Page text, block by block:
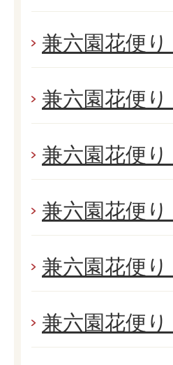
兼六園花便
兼六園花便
兼六園花便
兼六園花便
兼六園花便
兼六園花便